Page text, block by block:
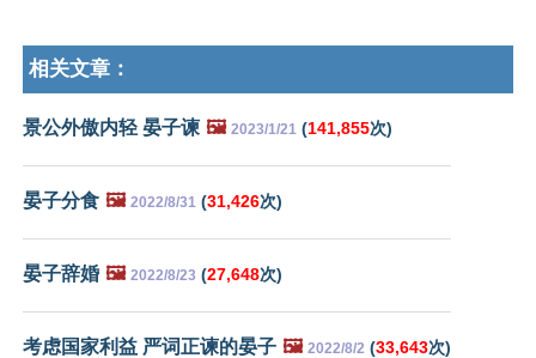
相关文章：
景公外傲内轻 晏子谏 🖼️ 2023/1/21 (141,855次)
晏子分食 🖼️ 2022/8/31 (31,426次)
晏子辞婚 🖼️ 2022/8/23 (27,648次)
考虑国家利益 严词正谏的晏子 🖼️ 2022/8/2 (33,643次)